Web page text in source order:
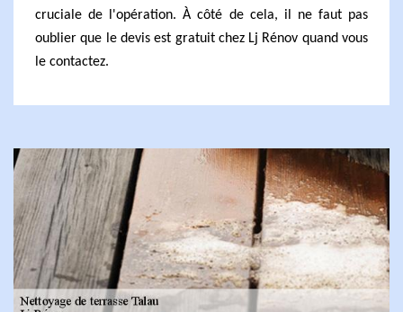
cruciale de l'opération. À côté de cela, il ne faut pas
oublier que le devis est gratuit chez Lj Rénov quand vous
le contactez.